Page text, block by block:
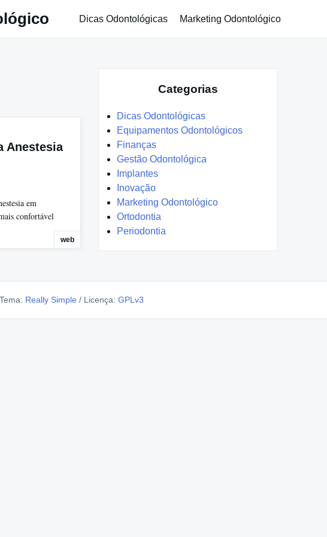
Dicas Odontológicas Marketing Odontológico
Anestesia
em
confortável
web
Categorias
Dicas Odontológicas
Equipamentos Odontológicos
Finanças
Gestão Odontológica
Implantes
Inovação
Marketing Odontológico
Ortodontia
Periodontia
Tema: Really Simple / Licença: GPLv3